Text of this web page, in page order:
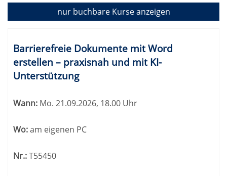
nur buchbareKurse anzeigen
Tabellenüberschriften
können
sortiert
werden.
Barrierefreie Dokumente mit Word
erstellen – praxisnah und mit KI-
Unterstützung
Wann: Mo. 21.09.2026, 18.00 Uhr
Wo:am eigenen PC
Nr.:T55450